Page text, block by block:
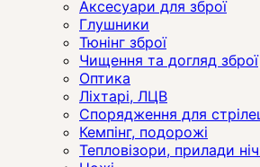
Аксесуари для зброї
Глушники
Тюнінг зброї
Чищення та догляд зброї
Оптика
Ліхтарі, ЛЦВ
Спорядження для
Кемпінг, подорожі
Тепловізори, прилади